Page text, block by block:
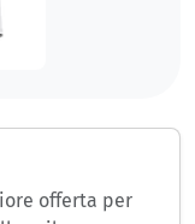
offerta per